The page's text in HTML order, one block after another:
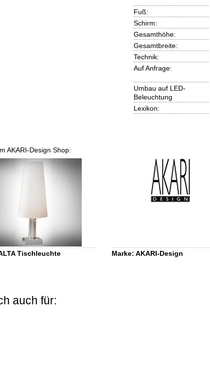
Fuß:
Schirm:
Gesamthöhe:
Gesamtbreite:
Technik:
Auf Anfrage:
Umbau auf LED-
Beleuchtung
Lexikon:
AKARI-Design Shop:
Tischleuchte Marke: AKARI-Design
auch für: